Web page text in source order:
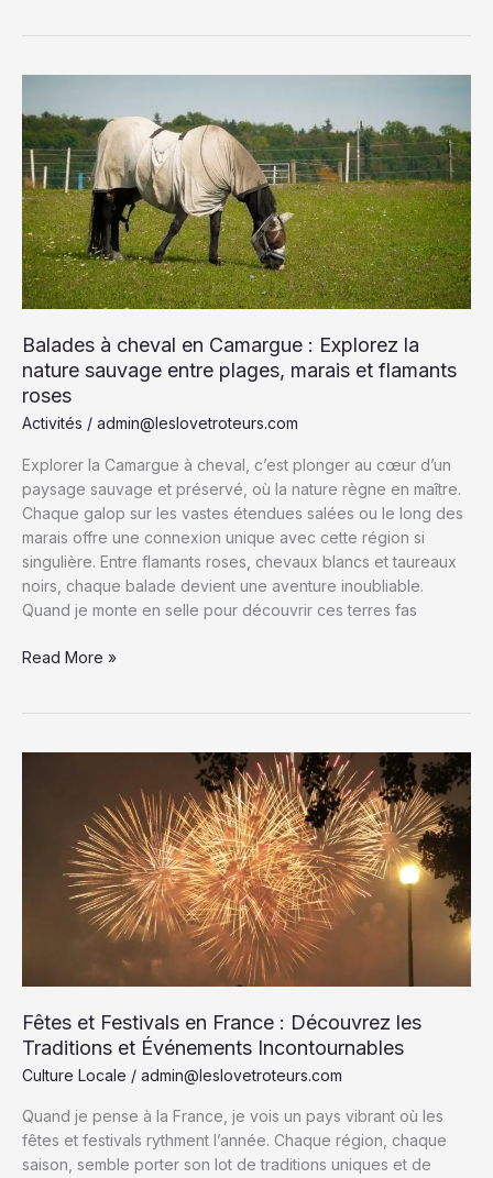
Corse
Traditions,
Rituels
et
Évolution
Moderne
Balades à cheval en Camargue : Explorez la
nature sauvage entre plages, marais et flamants
roses
Activités / admin@leslovetroteurs.com
Explorer la Camargue à cheval, c’est plonger au cœur d’un
paysage sauvage et préservé, où la nature règne en maître.
Chaque galop sur les vastes étendues salées ou le long des
marais offre une connexion unique avec cette région si
singulière. Entre flamants roses, chevaux blancs et taureaux
noirs, chaque balade devient une aventure inoubliable.
Quand je monte en selle pour découvrir ces terres fas
Balades
Camargue
sauvage
roses
Read More »
Fêtes et Festivals en France : Découvrez les
Traditions et Événements Incontournables
Culture Locale / admin@leslovetroteurs.com
Quand je pense à la France, je vois un pays vibrant où les
fêtes et festivals rythment l’année. Chaque région, chaque
saison, semble porter son lot de traditions uniques et de